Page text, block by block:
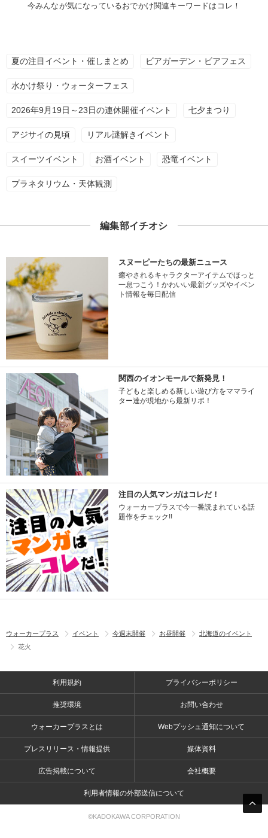
今みんなが気になっているおでかけ関連キーワードはコレ！
夏の注目イベント・催しまとめ ビアガーデン・ビアフェス
水かけ祭り・ウォーターフェス
2026年9月19日～23日の連休開催イベント 七夕まつり
アジサイの見頃 リアル謎解きイベント
スイーツイベント お酒イベント 恐竜イベント
プラネタリウム・天体観測
編集部イチオシ
スヌーピーたちの最新ニュース
癒やされるキャラクターアイテムでほっと
一息つこう！かわいい最新グッズやイベン
ト情報を毎日配信
関西のイオンモールで新発見！
子どもと楽しめる新しい遊び方をママライ
ター達が現地から最新リポ！
注目の人気マンガはコレだ！
ウォーカープラスで今一番読まれている話
題作をチェック!!
ウォーカープラス イベント 今週末開催 お昼開催
北海道のイベント
花火
利用規約 プライバシーポリシー
推奨環境 お問い合わせ
ウォーカープラスとは Webプッシュ通知について
プレスリリース・情報提供 媒体資料
広告掲載について 会社概要
利用者情報の外部送信について
©KADOKAWA CORPORATION